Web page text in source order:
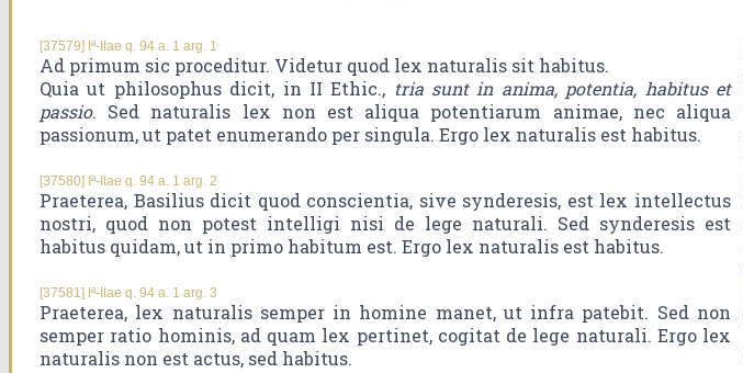
[37579] Iª-IIae q. 94 a. 1 arg. 1
Ad primum sic proceditur. Videtur quod lex naturalis sit habitus.
Quia ut philosophus dicit, in II Ethic., tria sunt in anima, potentia, habitus et
passio. Sed naturalis lex non est aliqua potentiarum animae, nec aliqua
passionum, ut patet enumerando per singula. Ergo lex naturalis est habitus.
[37580] Iª-IIae q. 94 a. 1 arg. 2
Praeterea, Basilius dicit quod conscientia, sive synderesis, est lex intellectus
nostri, quod non potest intelligi nisi de lege naturali. Sed synderesis est
habitus quidam, ut in primo habitum est. Ergo lex naturalis est habitus.
[37581] Iª-IIae q. 94 a. 1 arg. 3
Praeterea, lex naturalis semper in homine manet, ut infra patebit. Sed non
semper ratio hominis, ad quam lex pertinet, cogitat de lege naturali. Ergo lex
naturalis non est actus, sed habitus.